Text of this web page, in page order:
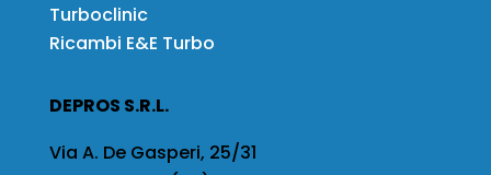
Turboclinic
Ricambi E&E Turbo
DEPROS S.R.L.
Via A. De Gasperi, 25/31